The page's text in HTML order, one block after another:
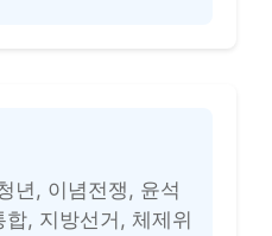
년, 이념전쟁, 윤석
, 지방선거, 체제위